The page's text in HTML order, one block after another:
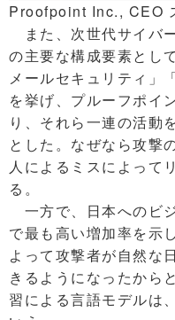
Proofpoint Inc., CEO
また、次世代サイバ
の主要な構成要素とし
メールセキュリティ」
を挙げ、プルーフポイ
り、それら一連の活動
とした。なぜなら攻撃
人によるミスによって
る。
一方で、日本へのビ
で最も高い増加率を示
よって攻撃者が自然な
きるようになったから
習による言語モデルは